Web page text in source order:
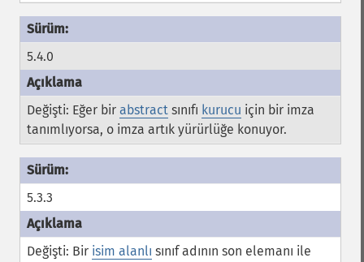
5.4.0
Değişti: Eğer bir abstract sınıfı kurucu için bir imza
tanımlıyorsa, o imza artık yürürlüğe konuyor.
5.3.3
Değişti: Bir isim alanlı sınıf adının son elemanı ile